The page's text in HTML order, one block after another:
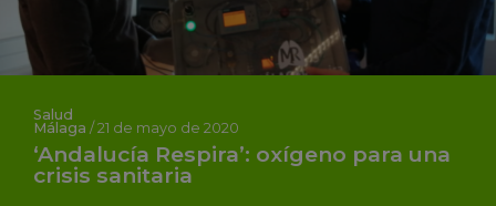
Salud
Málaga / 21 de mayo de 2020
‘Andalucía Respira’: oxígeno para una
crisis sanitaria